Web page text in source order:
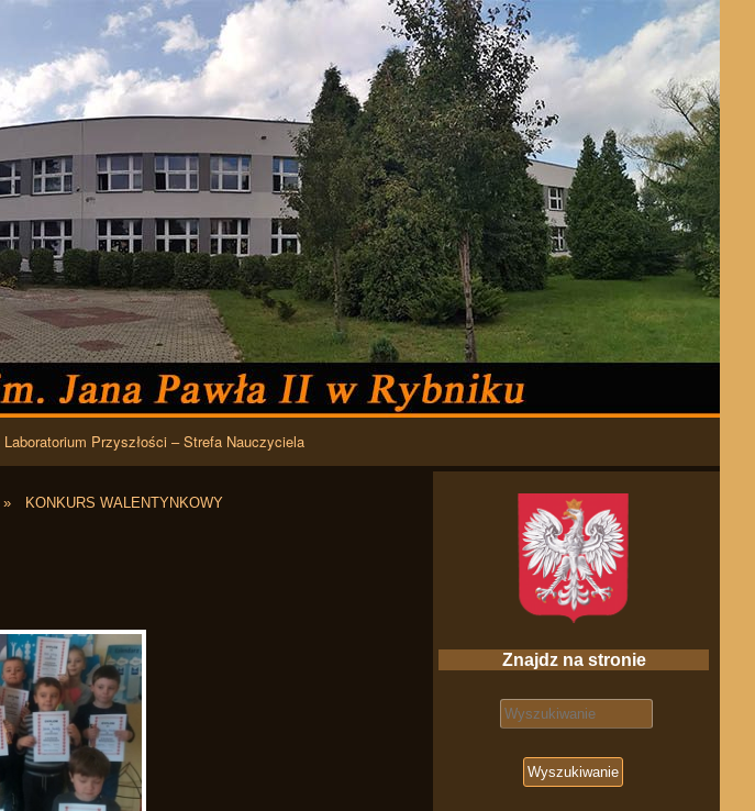
Przejdź do zawartości
Laboratorium Przyszłości – Strefa Nauczyciela
KONKURS WALENTYNKOWY
Znajdz na stronie
Search for: